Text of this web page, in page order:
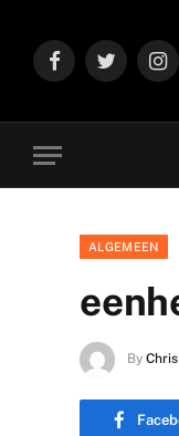
FacebookTwitter
ALGEMEEN
By Chris